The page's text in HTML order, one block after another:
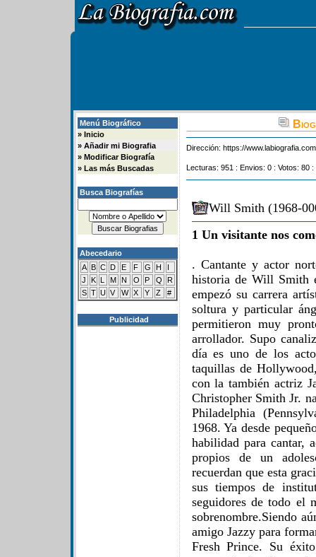
Menú Biográfico
» Inicio
» Añadir mi Biografia
» Modificar Biografía
» Las más Buscadas
Busca Biografías
Abecedario
A B C D E F G H
I
J
K L M N O P Q
R
S T U V W X Y Z #
Publicidad
Dirección: https://
Lecturas: 951 : Envios: 0 : Votos: 80
Will Smith (1968-
1 Un visitante nos
. Cantante y actor
historia de Will Smith
empezó su carrera
soltura y particular
permitieron muy
arrollador. Supo
día es uno de los
taquillas de
con la también actriz
Christopher Smith Jr.
Philadelphia
1968. Ya desde
habilidad para cantar,
propios de un
recuerdan que esta
sus tiempos de
seguidores de todo el
sobrenombre.Siendo
amigo Jazzy para
Fresh Prince. Su